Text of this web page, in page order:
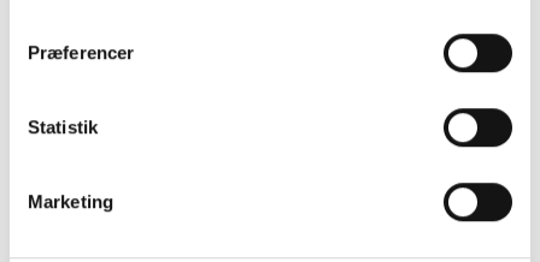
Præferencer
Statistik
Marketing